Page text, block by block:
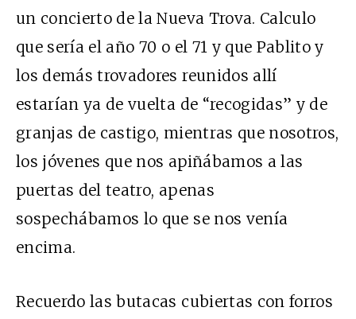
un concierto de la Nueva Trova. Calculo
que sería el año 70 o el 71 y que Pablito y
los demás trovadores reunidos allí
estarían ya de vuelta de “recogidas” y de
granjas de castigo, mientras que nosotros,
los jóvenes que nos apiñábamos a las
puertas del teatro, apenas
sospechábamos lo que se nos venía
encima.
Recuerdo las butacas cubiertas con forros